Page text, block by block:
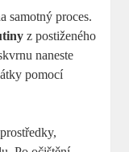
samotný proces.
z postiženého
naneste
pomocí